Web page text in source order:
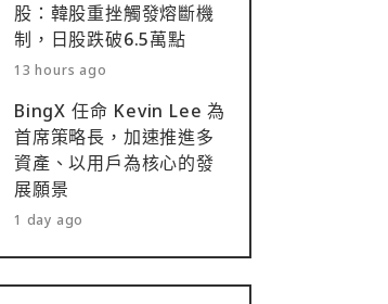
股：韓股重挫觸發熔斷機
制，日股跌破6.5萬點
13 hours ago
BingX 任命 Kevin Lee 為
首席策略長，加速推進多
資產、以用戶為核心的發
展願景
1 day ago